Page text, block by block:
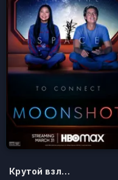
Крутой взлёт